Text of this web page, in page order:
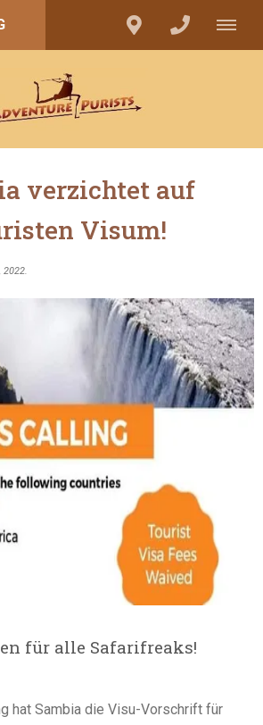
verzichtet auf
Visum!
2022.
für alle Safarifreaks!
hat Sambia die Visu-Vorschrift für